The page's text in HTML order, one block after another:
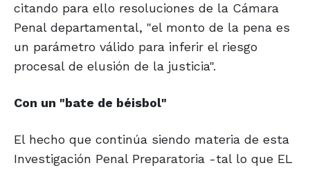
citando para ello resoluciones de la Cámara
Penal departamental, "el monto de la pena es
un parámetro válido para inferir el riesgo
procesal de elusión de la justicia".
Con un "bate de béisbol"
El hecho que continúa siendo materia de esta
Investigación Penal Preparatoria -tal lo que EL